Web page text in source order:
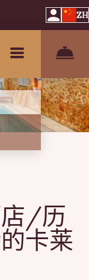
ZH
店/历
卡莱